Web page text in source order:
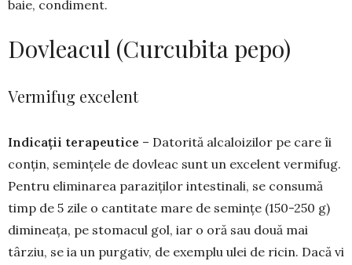
baie, condiment.
Dovleacul (Curcubita pepo)
Vermifug excelent
Indicații terapeutice – Datorită alcaloizilor pe care îi
conțin, se­mințele de dovleac sunt un excelent ver­mifug.
Pentru elimi­na­rea paraziților intes­tinali, se consumă
timp de 5 zile o can­titate mare de semin­țe (150-250 g)
dimi­neața, pe stomacul gol, iar o oră sau două mai
târziu, se ia un purgativ, de exemplu ulei de ricin. Dacă vi